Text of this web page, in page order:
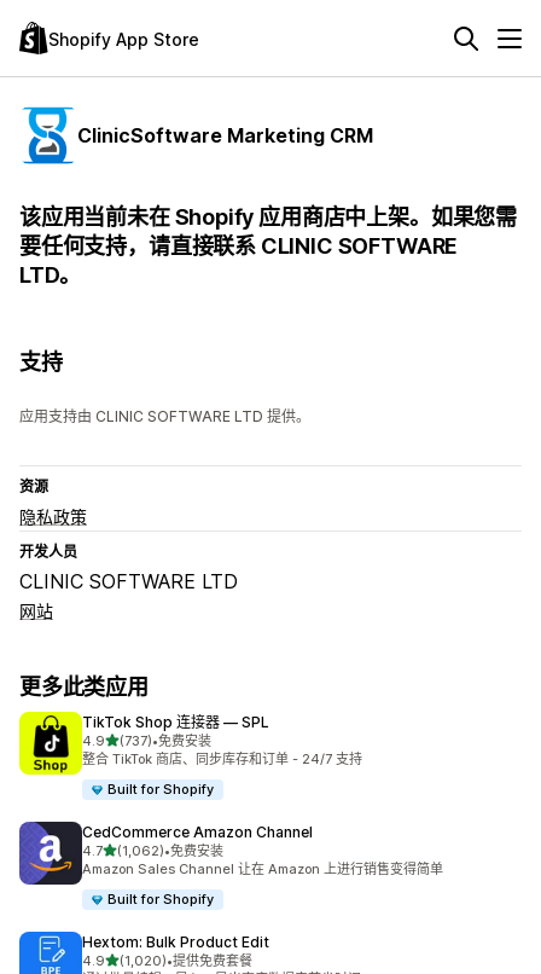
Shopify App Store
ClinicSoftware Marketing CRM
该应用当前未在 Shopify 应用商店中上架。如果您需
要任何支持，请直接联系 CLINIC SOFTWARE
LTD。
支持
应用支持由 CLINIC SOFTWARE LTD 提供。
资源
隐私政策
开发人员
CLINIC SOFTWARE LTD
网站
更多此类应用
TikTok Shop 连接器 — SPL
4.9星（满分 5 星）
(737)
总共 737 条评论
•免费安装
整合 TikTok 商店、同步库存和订单 - 24/7 支持
Built for Shopify
CedCommerce Amazon Channel
4.7星（满分 5 星）
(1,062)
总共 1062 条评论
•免费安装
Amazon Sales Channel 让在 Amazon 上进行销售变得简单
Built for Shopify
Hextom: Bulk Product Edit
4.9星（满分 5 星）
(1,020)
总共 1020 条评论
•提供免费套餐